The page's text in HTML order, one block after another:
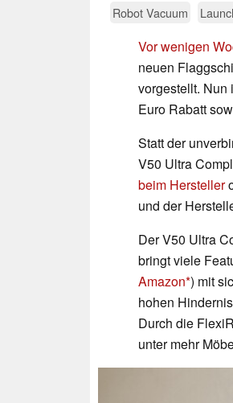
Robot Vacuum
Vor wenigen
neuen
vorgestellt. Nun
Euro Rabatt
Statt der
V50 Ultra
beim Hersteller
und der
Der V50 Ultra
bringt viele
Amazon ) mit
hohen
Durch die
unter mehr